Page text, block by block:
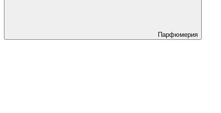
Парфюмерия